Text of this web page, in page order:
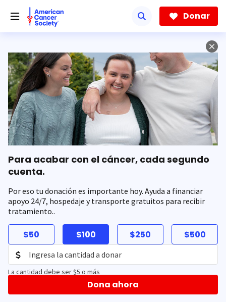
hacia
contenido
Donar
Para acabar con el cáncer, cada segundo
cuenta.
Por eso tu donación es importante hoy. Ayuda a financiar
apoyo 24/7, hospedaje y transporte gratuitos para recibir
tratamiento..
$50 $100 $250 $500
La cantidad debe ser $5 o más
Dona ahora